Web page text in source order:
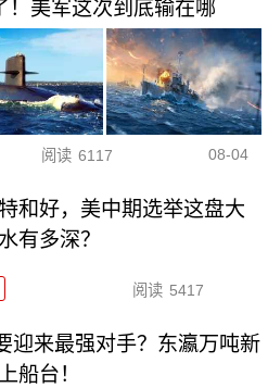
！美军这次到底输在哪
阅读 6117 08-04
和好，美中期选举这盘大
有多深？
阅读 5417
迎来最强对手？东瀛万吨新
船台！